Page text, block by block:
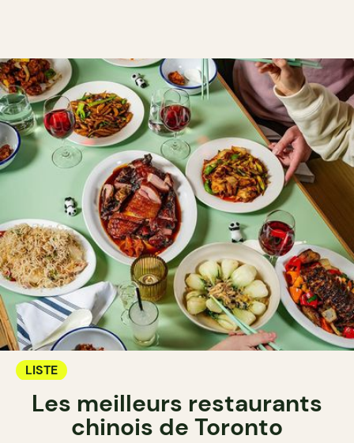
LISTE
Les meilleurs restaurants
chinois de Toronto